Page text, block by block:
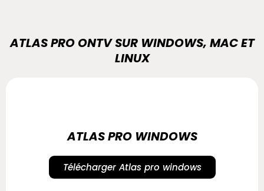
ATLAS PRO ONTV SUR WINDOWS, MAC ET
LINUX
ATLAS PRO WINDOWS
Télécharger Atlas pro windows